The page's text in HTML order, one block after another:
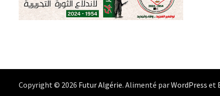
Copyright © 2026 Futur Algérie. Alimenté parWordPress et